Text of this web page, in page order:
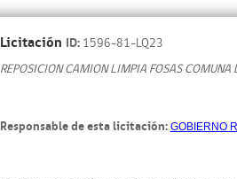
Licitación ID: 1596-81-LQ23
REPOSICION CAMION LIMPIA FOSAS COMUNA
Responsable de esta licitación:GOBIERNO